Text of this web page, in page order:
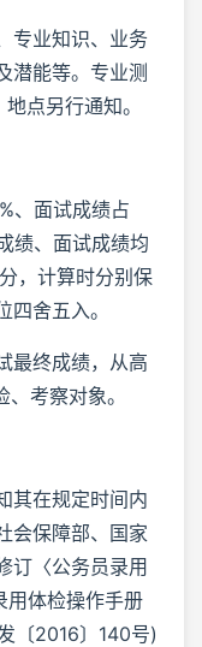
业知识、业务
潜能等。专业测
点另行通知。
面试成绩占
绩、面试成绩均
，计算时分别保
舍五入。
终成绩，从高
考察对象。
在规定时间内
会保障部、国家
订〈公务员录用
用体检操作手册
〔2016〕140号)